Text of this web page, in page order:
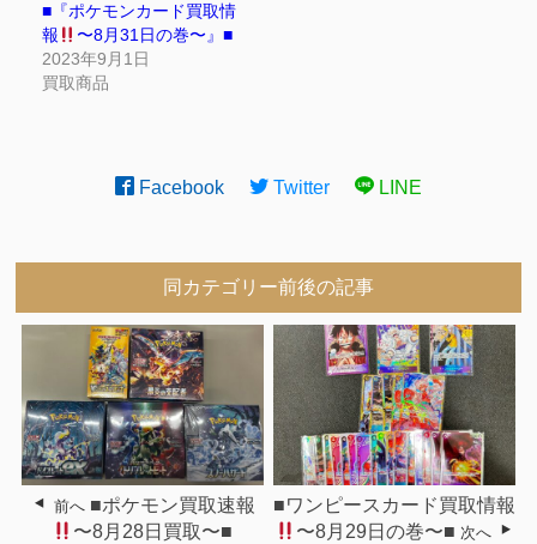
■『ポケモンカード買取情
報
〜8月31日の巻〜』■
2023年9月1日
買取商品
Facebook Twitter LINE
同カテゴリー前後の記事
前へ ■ポケモン買取速報
〜8月28日買取〜■
■ワンピースカード買取情報
〜8月29日の巻〜■ 次へ